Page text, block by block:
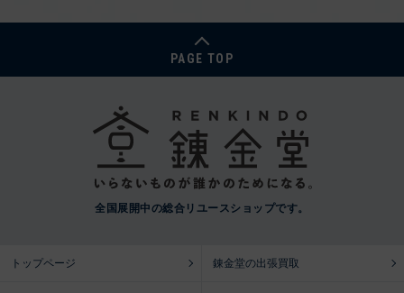
PAGE TOP
全国展開中の総合リユースショップです。
トップページ 錬金堂の出張買取